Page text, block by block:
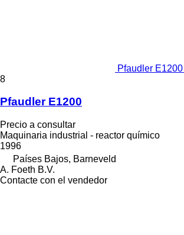
Pfaudler
8
Pfaudler E1200
Precio a consultar
Maquinaria industrial - reactor químico
1996
Países Bajos, Barneveld
A. Foeth B.V.
Contacte con el vendedor